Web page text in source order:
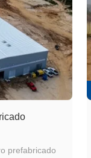
prefabricado